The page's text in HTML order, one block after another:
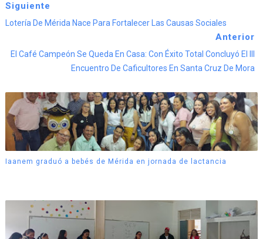
Siguiente
Lotería De Mérida Nace Para Fortalecer Las Causas Sociales
Anterior
El Café Campeón Se Queda En Casa: Con Éxito Total Concluyó El III
Encuentro De Caficultores En Santa Cruz De Mora
Iaanem graduó a bebés de Mérida en jornada de lactancia